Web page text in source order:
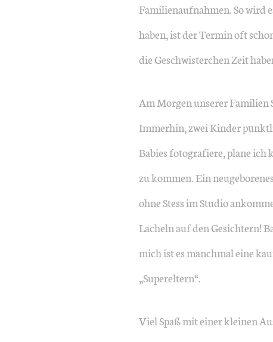
Familienaufnahmen. So wird
haben, ist der Termin oft
die Geschwisterchen Zeit
Am Morgen unserer Familien
Immerhin, zwei Kinder
Babies fotografiere, plane ich
zu kommen. Ein
ohne Stess im Studio
Lächeln auf den Gesichtern!
mich ist es manchmal eine
„Supereltern“.
Viel Spaß mit einer kleinen